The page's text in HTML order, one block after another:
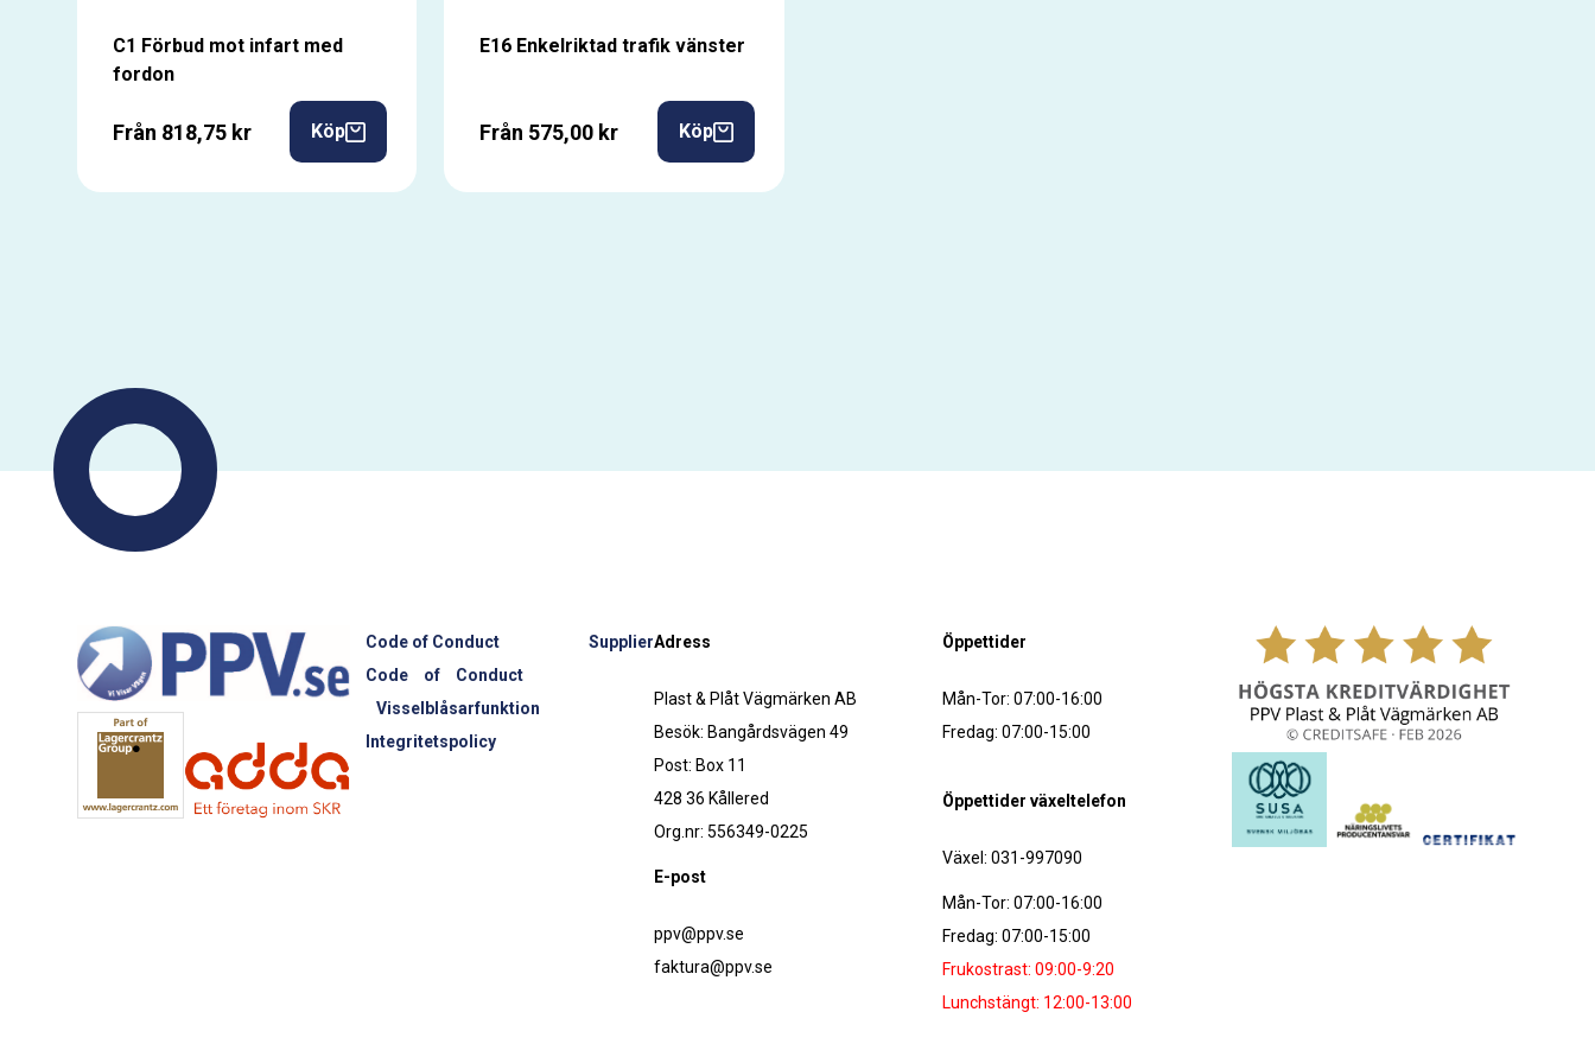
C1 Förbud mot infart med
fordon
Från 818,75 kr Köp
E16 Enkelriktad trafik vänster
Från 575,00 kr Köp
Code of Conduct
Supplier
Code of Conduct
Visselblåsarfunktion
Integritetspolicy
Adress
Plast & Plåt Vägmärken AB
Besök: Bangårdsvägen 49
Post: Box 11
428 36 Kållered
Org.nr: 556349-0225
E-post
ppv@ppv.se
faktura@ppv.se
Öppettider
Mån-Tor: 07:00-16:00
Fredag: 07:00-15:00
Öppettider växeltelefon
Växel: 031-997090
Mån-Tor: 07:00-16:00
Fredag: 07:00-15:00
Frukostrast: 09:00-9:20
Lunchstängt: 12:00-13:00